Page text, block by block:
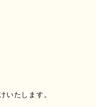
いたします。